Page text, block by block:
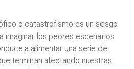
o catastrofismo es un sesgo
imaginar los peores escenarios
a alimentar una serie de
terminan afectando nuestras